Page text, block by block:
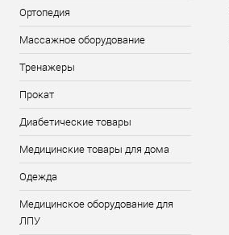
Ортопедия
Массажное оборудование
Тренажеры
Прокат
Диабетические товары
Медицинские товары для дома
Одежда
Медицинское оборудование для
ЛПУ